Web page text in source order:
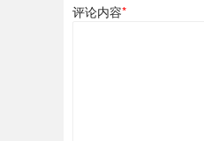
评论内容*